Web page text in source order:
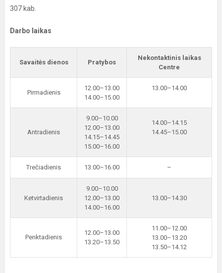
307 kab.
Darbo laikas
Savaitės dienos Pratybos
Nekontaktinis laikas
Centre
Pirmadienis
12.00–13.00
14.00–15.00
13.00–14.00
Antradienis
9.00–10.00
12.00–13.00
14.15–14.45
15.00–16.00
14.00–14.15
14.45–15.00
Trečiadienis 13.00–16.00 –
Ketvirtadienis
9.00–10.00
12.00–13.00
14.00–16.00
13.00–14.30
Penktadienis
12.00–13.00
13.20–13.50
11.00–12.00
13.00–13.20
13.50–14.12